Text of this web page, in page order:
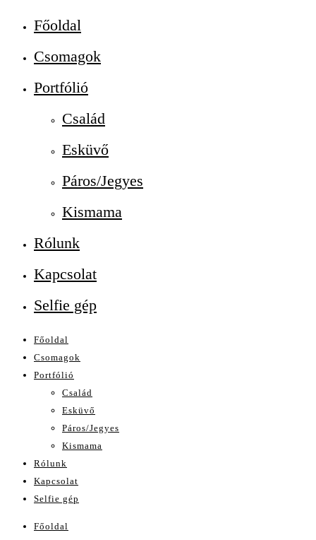
Főoldal
Csomagok
Portfólió
Család
Esküvő
Páros/Jegyes
Kismama
Rólunk
Kapcsolat
Selfie gép
Főoldal
Csomagok
Portfólió
Család
Esküvő
Páros/Jegyes
Kismama
Rólunk
Kapcsolat
Selfie gép
Főoldal